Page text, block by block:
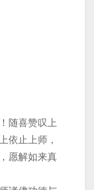
随喜赞叹上
依止上师，
愿解如来真